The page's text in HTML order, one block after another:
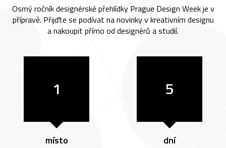
Osmý ročník designérské přehlídky Prague Design Week je v
přípravě. Přijďte se podívat na novinky v kreativním designu
a nakoupit přímo od designérů a studií.
1
místo
5
dní